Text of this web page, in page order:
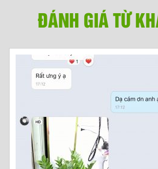
ĐÁNH GIÁ TỪ